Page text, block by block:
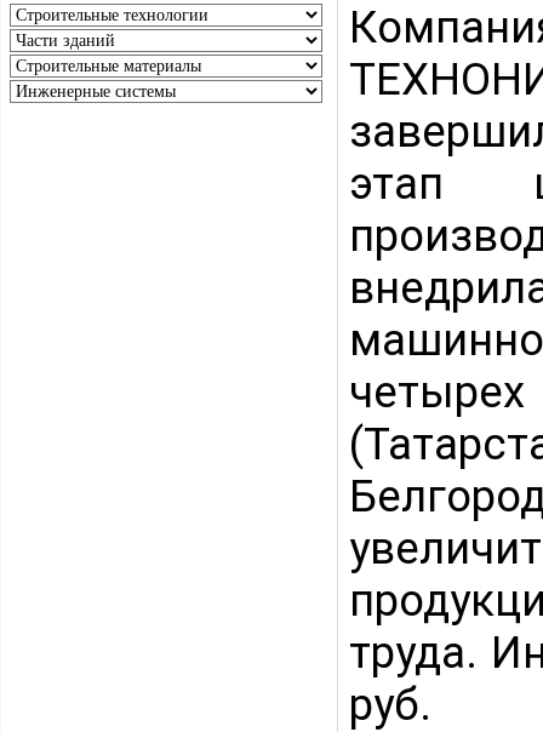
этап
труда.
руб.